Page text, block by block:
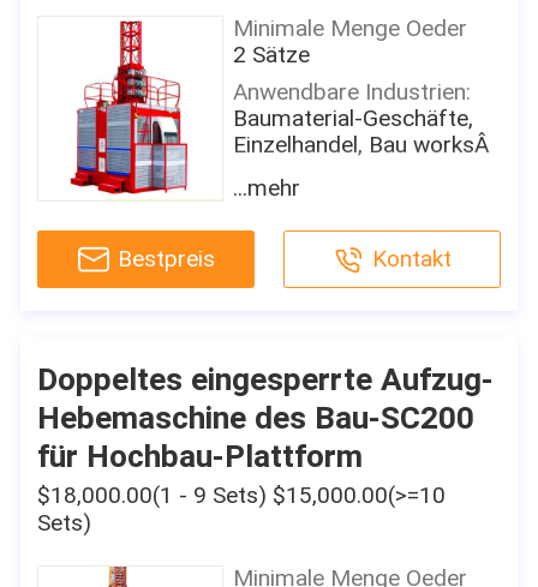
Verwendung:
Energiequelle:
Elektrisch
Riemen-Art:
Kabel
Aufzuggeschwindigkeit:
Nach Garantie-Service:
Feldinstandsetzungs- und
Reparaturservice
Lokaler ServiceÂ-
Standort:
Philippinen, Pakistan,
Bangladesch
Minimale Menge Oeder
2 Sätze
Anwendbare Industrien:
Baumaterial-Geschäfte,
Einzelhandel, Bau worksÂ
Ausstellungsraum-
Philippinen
Videoabgehendinspektion:
Zur Verfügung gestellt
Vermarktende Art:
Neues Produkt 2020
Garantie von
Kernkomponenten:
...mehr
Bestpreis Kontakt
Doppeltes eingesperrte Aufzug-
Hebemaschine des Bau-SC200
für Hochbau-Plattform
$18,000.00(1 - 9 Sets) $15,000.00(>=10
Sets)
Minimale Menge Oeder